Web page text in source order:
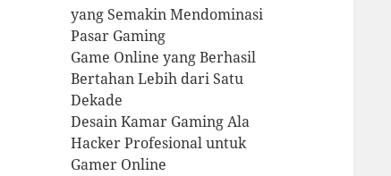
yang Semakin Mendominasi
Pasar Gaming
Game Online yang Berhasil
Bertahan Lebih dari Satu
Dekade
Desain Kamar Gaming Ala
Hacker Profesional untuk
Gamer Online